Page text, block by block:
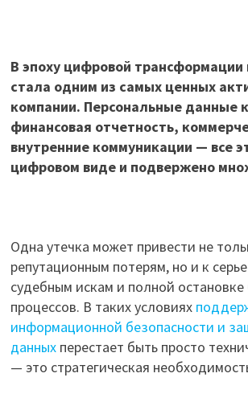
В эпоху цифровой
стала одним из самых ценных
компании. Персональные данные
финансовая отчетность,
внутренние коммуникации — все
цифровом виде и подвержено
Одна утечка может привести не
репутационным потерям, но и к
судебным искам и полной остановке
процессов. В таких условиях
информационной безопасности и
данныхперестает быть просто
— это стратегическая